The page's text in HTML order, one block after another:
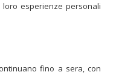
esperienze personali
fino a sera, con